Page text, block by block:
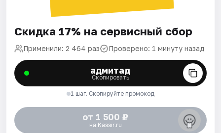
Скидка 17% на сервисный сбор
Применили: 2 464 раз Проверено: 1 минуту назад
адмитад
Скопировать
1 шаг. Скопируйте промокод
от 1 500 ₽
на Kassir.ru